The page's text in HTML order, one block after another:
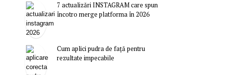
7 actualizări INSTAGRAM care spun
încotro merge platforma în 2026
Cum aplici pudra de față pentru
rezultate impecabile